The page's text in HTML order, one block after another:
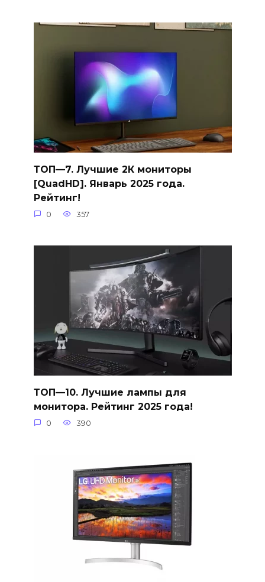
ТОП—7. Лучшие 2К мониторы
[QuadHD]. Январь 2025 года.
Рейтинг!
0 357
ТОП—10. Лучшие лампы для
монитора. Рейтинг 2025 года!
0 390